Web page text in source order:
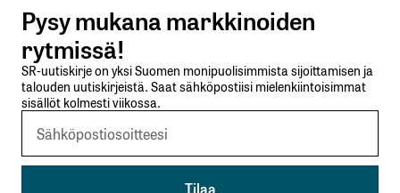
Lähetä kommentti
Pysy mukana markkinoiden
rytmissä!
SR-uutiskirje on yksi Suomen monipuolisimmista sijoittamisen ja
talouden uutiskirjeistä. Saat sähköpostiisi mielenkiintoisimmat
sisällöt kolmesti viikossa.